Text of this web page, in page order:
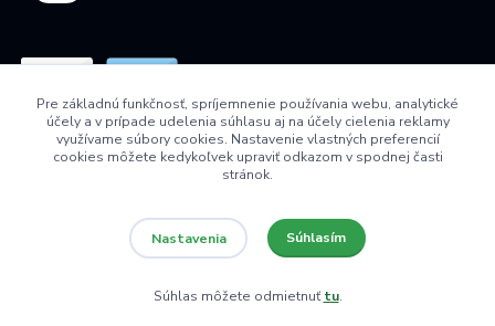
Vytvorené na
Eshop-rychlo.sk
Pre základnú funkčnosť, spríjemnenie používania webu, analytické
účely a v prípade udelenia súhlasu aj na účely cielenia reklamy
využívame súbory cookies. Nastavenie vlastných preferencií
cookies môžete kedykoľvek upraviť odkazom v spodnej časti
stránok.
Nastavenia Súhlasím
Súhlas môžete odmietnuťtu.